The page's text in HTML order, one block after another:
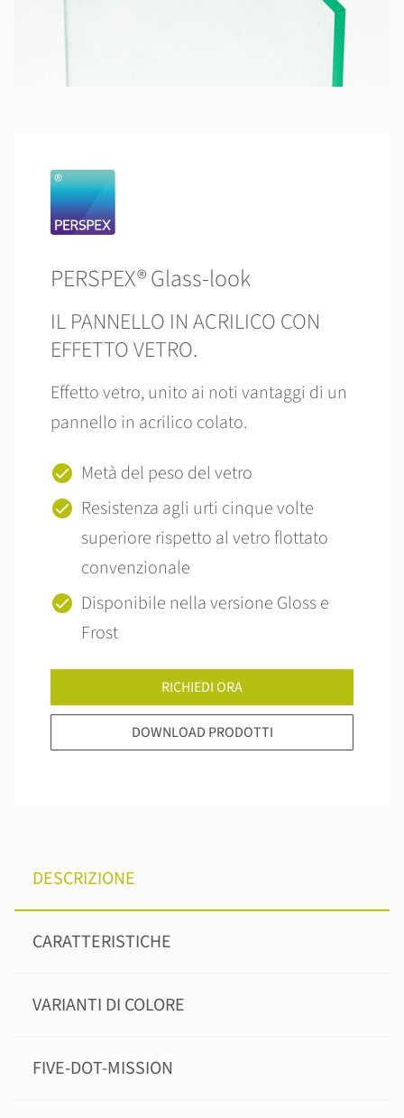
PERSPEX® Glass-look
IL PANNELLO IN ACRILICO CON
EFFETTO VETRO.
Effetto vetro, unito ai noti vantaggi di un
pannello in acrilico colato.
Metà del peso del vetro
Resistenza agli urti cinque volte
superiore rispetto al vetro flottato
convenzionale
Disponibile nella versione Gloss e
Frost
RICHIEDI ORA
DOWNLOAD PRODOTTI
DESCRIZIONE
CARATTERISTICHE
VARIANTI DI COLORE
FIVE-DOT-MISSION